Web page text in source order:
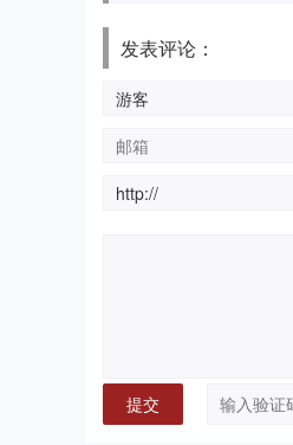
发表评论：